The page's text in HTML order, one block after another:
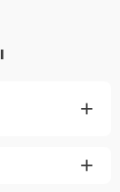
ремонт духовых
ключевых
работу
+
+